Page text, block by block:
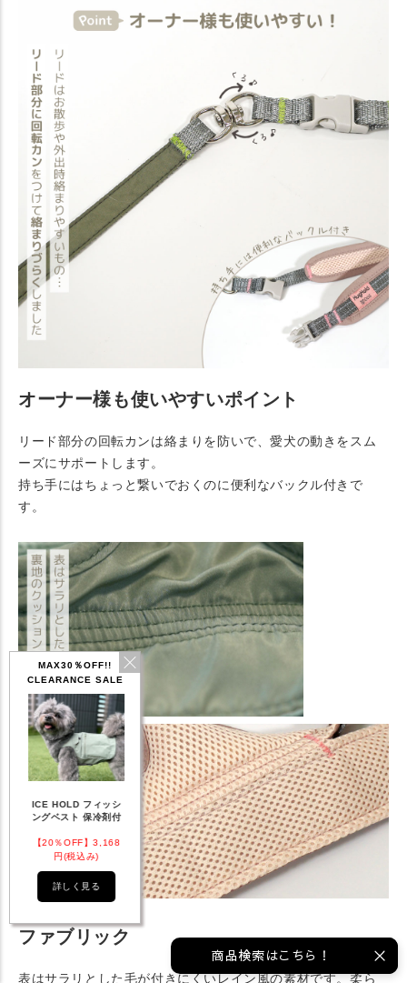
MAX30％OFF!!
CLEARANCE SALE
ッククーラー 保冷剤
付
【20％OFF】1,760
円(税込み)
詳しく見る
テックタンク 遮熱
UVカット
【20％OFF】2,200
円(税込み)
詳しく見る
リフレッシングバンダ
ナ
【20％OFF】1,144
円(税込み)
オーナー様も使いやすいポイント
リード部分の回転カンは絡まりを防いで、愛犬の動きをスム
ーズにサポートします。
持ち手にはちょっと繋いでおくのに便利なバックル付きで
す。
ファブリック
表はサラリとした毛が付きにくいレイン風の素材です。柔ら
商品検索はこちら！